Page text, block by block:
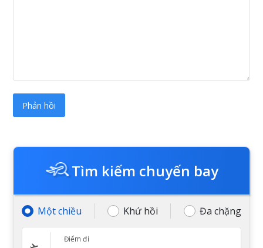
Tìm kiếm chuyến bay
Một chiều Khứ hồi Đa chặng
Điểm đi